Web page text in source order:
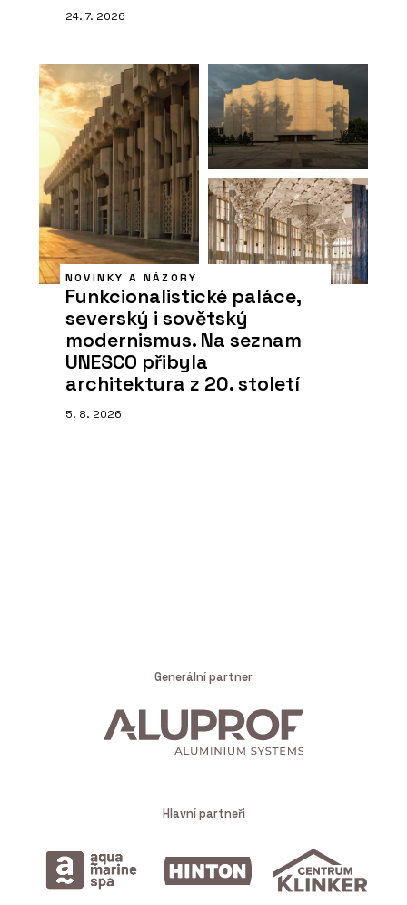
24. 7. 2026
NOVINKY A NÁZORY
Funkcionalistické paláce,
severský i sovětský
modernismus. Na seznam
UNESCO přibyla
architektura z 20. století
5. 8. 2026
Generální partner
Hlavní partneři